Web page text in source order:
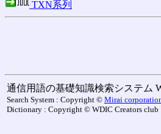
TXN系列
通信用語の基礎知識検索システム
Search System : Copyright © Mirai
Dictionary : Copyright © WDIC Creators club